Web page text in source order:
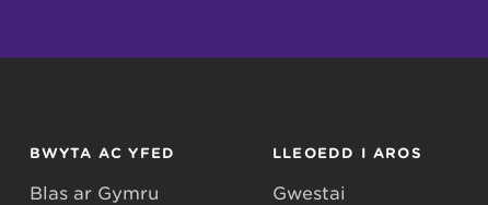
BWYTA AC YFED
Blas ar Gymru
LLEOEDD I AROS
Gwestai